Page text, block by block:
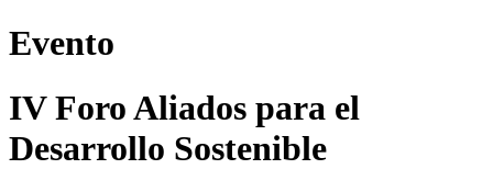
Evento
IV Foro Aliados para el
Desarrollo Sostenible